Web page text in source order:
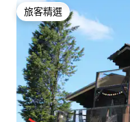
旅客精選
旅客精選